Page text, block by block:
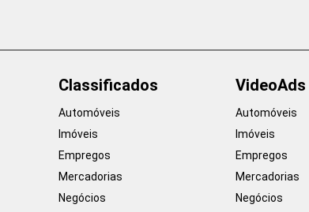
Classificados
Automóveis
Imóveis
Empregos
Mercadorias
Negócios
VideoAds
Automóveis
Imóveis
Empregos
Mercadorias
Negócios